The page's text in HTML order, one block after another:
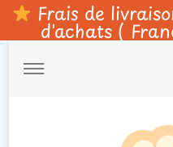
Frais de
d'achats (